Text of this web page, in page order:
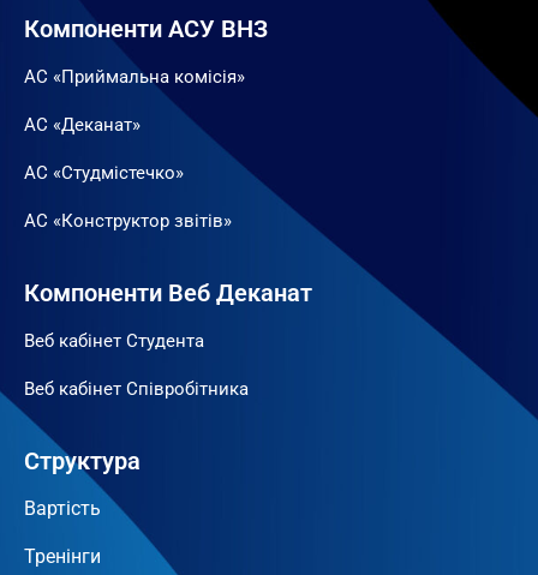
Компоненти АСУ ВНЗ
АС «Приймальна комісія»
АС «Деканат»
АС «Студмістечко»
АС «Конструктор звітів»
Компоненти Веб Деканат
Веб кабінет Студента
Веб кабінет Співробітника
Структура
Вартість
Тренінги